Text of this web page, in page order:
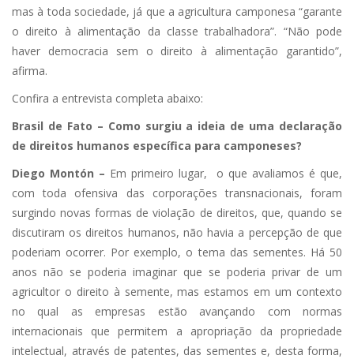
mas à toda sociedade, já que a agricultura camponesa “garante
o direito à alimentação da classe trabalhadora”. “Não pode
haver democracia sem o direito à alimentação garantido”,
afirma.
Confira a entrevista completa abaixo:
Brasil de Fato – Como surgiu a ideia de uma declaração
de direitos humanos específica para camponeses?
Diego Montón – Em primeiro lugar, o que avaliamos é que,
com toda ofensiva das corporações transnacionais, foram
surgindo novas formas de violação de direitos, que, quando se
discutiram os direitos humanos, não havia a percepção de que
poderiam ocorrer. Por exemplo, o tema das sementes. Há 50
anos não se poderia imaginar que se poderia privar de um
agricultor o direito à semente, mas estamos em um contexto
no qual as empresas estão avançando com normas
internacionais que permitem a apropriação da propriedade
intelectual, através de patentes, das sementes e, desta forma,